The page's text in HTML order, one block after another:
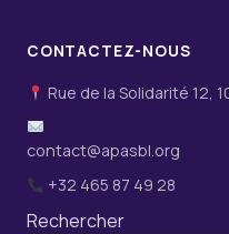
CONTACTEZ-NOUS
Rue de la Solidarité 12,
contact@apasbl.org
+32 465 87 49 28
Rechercher